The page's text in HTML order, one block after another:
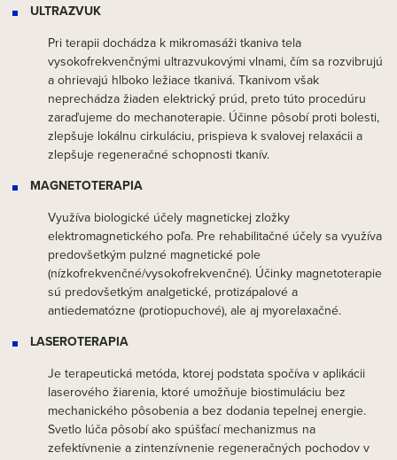
ULTRAZVUK
Pri terapii dochádza k mikromasáži tkaniva tela
vysokofrekvenčnými ultrazvukovými vlnami, čím sa rozvibrujú
a ohrievajú hlboko ležiace tkanivá. Tkanivom však
neprechádza žiaden elektrický prúd, preto túto procedúru
zaraďujeme do mechanoterapie. Účinne pôsobí proti bolesti,
zlepšuje lokálnu cirkuláciu, prispieva k svalovej relaxácii a
zlepšuje regeneračné schopnosti tkanív.
MAGNETOTERAPIA
Využíva biologické účely magnetickej zložky
elektromagnetického poľa. Pre rehabilitačné účely sa využíva
predovšetkým pulzné magnetické pole
(nízkofrekvenčné/vysokofrekvenčné). Účinky magnetoterapie
sú predovšetkým analgetické, protizápalové a
antiedematózne (protiopuchové), ale aj myorelaxačné.
LASEROTERAPIA
Je terapeutická metóda, ktorej podstata spočíva v aplikácii
laserového žiarenia, ktoré umožňuje biostimuláciu bez
mechanického pôsobenia a bez dodania tepelnej energie.
Svetlo lúča pôsobí ako spúšťací mechanizmus na
zefektívnenie a zintenzívnenie regeneračných pochodov v